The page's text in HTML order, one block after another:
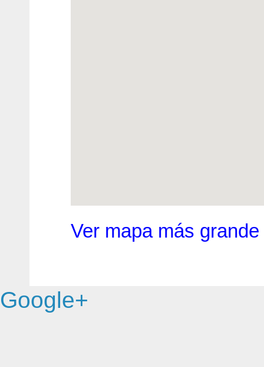
Ver mapa más grande
Google+